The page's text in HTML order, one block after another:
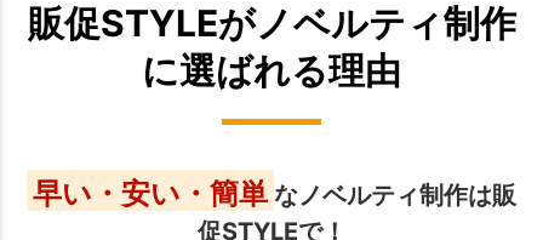
販促STYLEがノベルティ制作
に選ばれる理由
早い・安い・簡単 なノベルティ制作は販
促STYLEで！